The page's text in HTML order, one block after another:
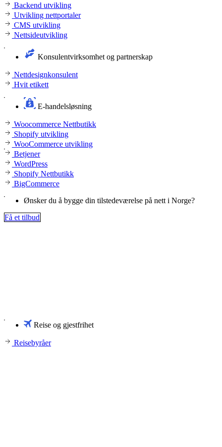
Backend utvikling
Utvikling nettportaler
CMS utvikling
Nettsideutvikling
Konsulentvirksomhet og partnerskap
Nettdesignkonsulent
Hvit etikett
E-handelsløsning
Woocommerce Nettbutikk
Shopify utvikling
WooCommerce utvikling
Betjener
WordPress
Shopify Nettbutikk
BigCommerce
Ønsker du å bygge din tilstedeværelse på nett i Norge?
Få et tilbud
Reise og gjestfrihet
Reisebyråer